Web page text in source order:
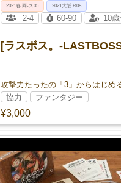
[ラスボス。-
¥3,000
2021春 両-ス05 2021大阪 R08
2-4 60-90 10
協力 ファンタジー